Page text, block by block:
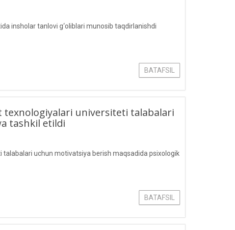
insholar tanlovi g‘oliblari munosib taqdirlanishdi
BATAFSIL
universiteti talabalari
tashkil etildi
uchun motivatsiya berish maqsadida psixologik
BATAFSIL